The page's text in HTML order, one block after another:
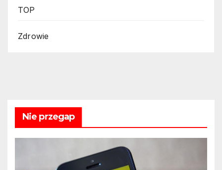
TOP
Zdrowie
Nie przegap